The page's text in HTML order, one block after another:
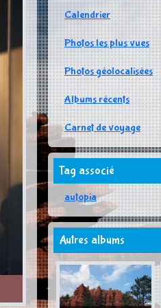
Calendrier
Photos les plus vues
Photos géolocalisées
Albums récents
Carnet de voyage
Tag associé
autopia
Autres albums